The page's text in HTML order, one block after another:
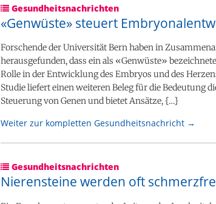
Gesundheitsnachrichten
«Genwüste» steuert
Forschende der Universität Bern haben in
herausgefunden, dass ein als «Genwüste»
Rolle in der Entwicklung des Embryos und des
Studie liefert einen weiteren Beleg für die Bedeutung
Steuerung von Genen und bietet Ansätze, {…}
Weiter zur kompletten Gesundheitsnachricht →
Gesundheitsnachrichten
Nierensteine werden oft